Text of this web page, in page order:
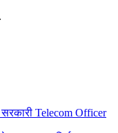
Telecom Officer